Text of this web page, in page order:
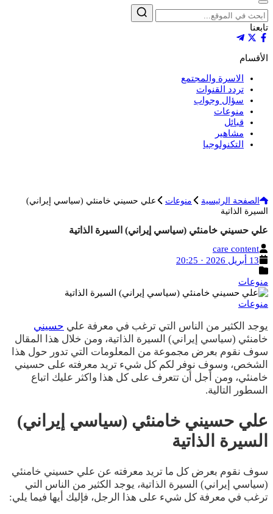
إغلاق
بحث
تابعنا
الأقسام
الاسرة والمجتمع
تردد القنوات
سؤال وجواب
منوعات
قبائل
مشاهير
التكنولوجيا
الصفحة الرئيسية منوعات
علي حسيني خامنئي (سياسي إيراني)
السيرة الذاتية
علي حسيني خامنئي (سياسي إيراني) السيرة الذاتية
الكاتب
care content
تاريخ
النشر
13 أبريل 2026 · 20:25
التصنيفات
منوعات
منوعات
يوجد الكثير من الناس التي ترغب في معرفة علي حسيني
خامنئي (سياسي إيراني) السيرة الذاتية، ومن خلال هذا المقال
سوف نقوم بعرض مجموعة من المعلومات التي تدور حول هذا
الشخص، وسوف نوفر لكم كل شيء تريد معرفته على حسيني
خامنئي، ومن أجل أن تتعرف على كل هذا واكثر عليك اتباع
السطور التالية.
علي حسيني خامنئي (سياسي إيراني)
السيرة الذاتية
سوف نقوم بعرض كل ما تريد معرفته عن علي حسيني خامنئي
(سياسي إيراني) السيرة الذاتية، يوجد الكثير من الناس التي
ترغب في معرفة كل شيء على هذا الرجل، فإليك أيها فيما يلي: